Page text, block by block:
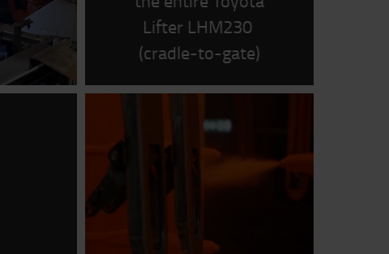
Lifter LHM230
(cradle-to-gate)